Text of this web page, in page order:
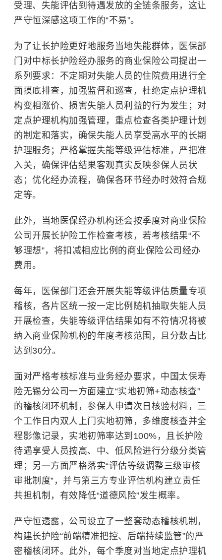
受理、失能评估到待遇发放的全链条服务，这让
严守恒深感这项工作的“不易”。
为了让长护险更好地服务当地失能群体，医保部
门对中标长护险经办服务的商业保险公司提出一
系列要求：不定期对失能人员的住院费用进行全
面摸底排查，加强监督和巡查，杜绝定点护理机
构变相涨价、损害失能人员利益的行为发生；对
定点护理机构加强管理，重点检查各类护理计划
的制定和落实，确保失能人员享受高水平的长期
护理服务；严格掌握失能等级评估标准，严把准
入关，确保评估结果客观真实反映参保人员状
态；优化经办流程，确保各环节经办时效符合规
定等。
此外，当地医保经办机构还会按季度对商业保险
公司开展长护险工作检查考核，若考核结果“不
够理想”，将扣减相应比例的商业保险公司经办
费用。
每年，医保部门还会开展失能等级评估质量专项
稽核，各片区统一按一定比例随机抽取失能人员
开展检查，失能等级评估结果如有不符情况将被
纳入商业保险机构的年度考核范围，且分数占比
达到30分。
面对严格考核标准与业务经办要求，中国太保寿
险无锡分公司一方面建立“实地初筛+动态核查”
的稽核闭环机制，参保人申请次日核验材料，三
个工作日内双人上门实地初筛，多维度核查并全
程影像记录，实地初筛率达到100%，且长护险
待遇享受人员按高、中、低风险进行分级分类管
理；另一方面严格落实“评估等级调整三级审核
审批制度”，并与第三方专业评估机构建立责任
共担机制，有效降低“道德风险”发生概率。
严守恒透露，公司设立了一整套动态稽核机制，
构建长护险“前端精准把控、后端持续监管”的严
密稽核闭环。此外，每个季度对当地定点护理机